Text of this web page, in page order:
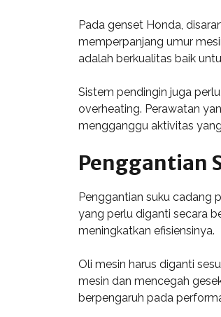
Pada genset Honda,
memperpanjang umur
adalah berkualitas baik
Sistem pendingin juga
overheating. Perawatan
mengganggu aktivitas
Penggantian
Penggantian suku cadang
yang perlu diganti secara
meningkatkan efisiensinya.
Oli mesin harus diganti
mesin dan mencegah
berpengaruh pada